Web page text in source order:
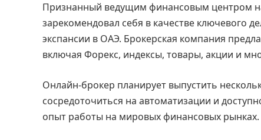
Признанный ведущим финансовым центром
зарекомендовал себя в качестве ключевого
экспансии в ОАЭ. Брокерская компания
включая Форекс, индексы, товары, акции и
Онлайн-брокер планирует выпустить
сосредоточиться на автоматизации и
опыт работы на мировых финансовых рынках.